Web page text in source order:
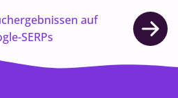
auf
SERPs